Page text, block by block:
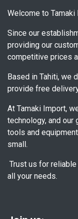
Welcome to
Since our
providing our
competitive prices
Based in Tahiti, we
provide free
At Tamaki Import,
technology, and
tools and
small.
Trust us for
all your needs.